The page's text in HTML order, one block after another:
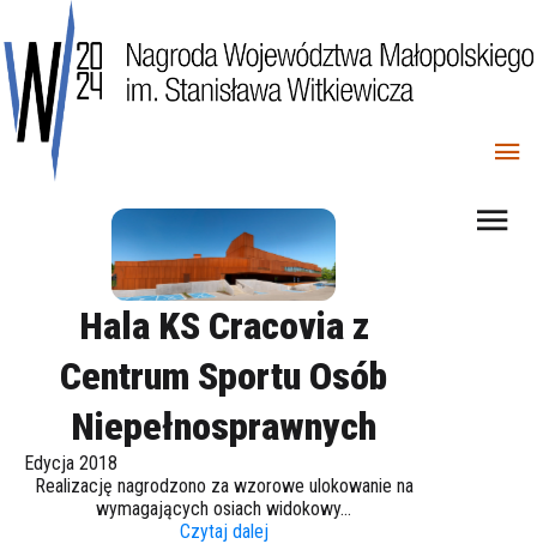
Hala KS Cracovia z
Centrum Sportu Osób
Niepełnosprawnych
Edycja 2018
Realizację nagrodzono za wzorowe ulokowanie na
wymagających osiach widokowy...
Czytaj dalej